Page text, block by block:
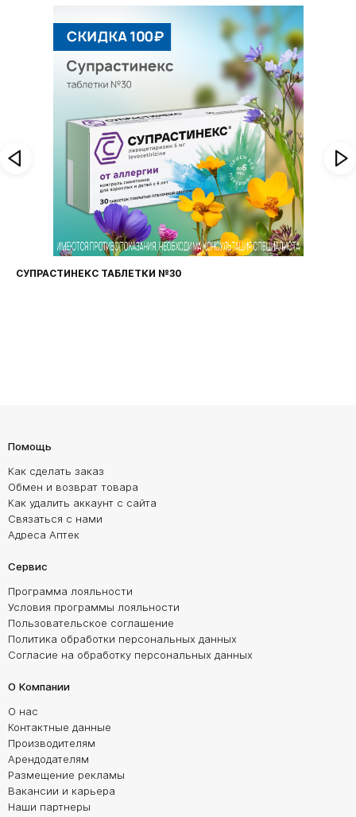
СУПРАСТИНЕКС ТАБЛЕТКИ №30
Помощь
Как сделать заказ
Обмен и возврат товара
Как удалить аккаунт с сайта
Связаться с нами
Адреса Аптек
Сервис
Программа лояльности
Условия программы лояльности
Пользовательское соглашение
Политика обработки персональных данных
Согласие на обработку персональных данных
О Компании
О нас
Контактные данные
Производителям
Арендодателям
Размещение рекламы
Вакансии и карьера
Наши партнеры